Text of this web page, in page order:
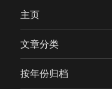
主页
文章分类
按年份归档